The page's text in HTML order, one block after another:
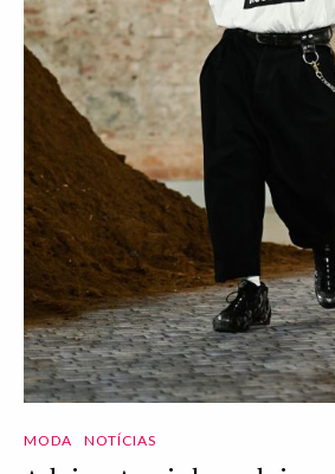
MODA NOTÍCIAS